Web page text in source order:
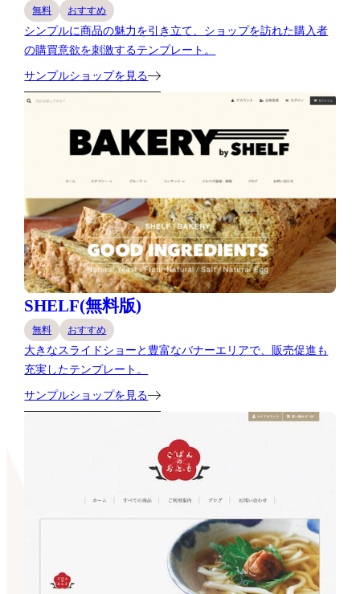
無料 おすすめ
シンプルに商品の魅力を引き立て、ショップを訪れた購入者
の購買意欲を刺激するテンプレート。
サンプルショップを見る
SHELF(無料版)
無料 おすすめ
大きなスライドショーと豊富なバナーエリアで、販売促進も
充実したテンプレート。
サンプルショップを見る